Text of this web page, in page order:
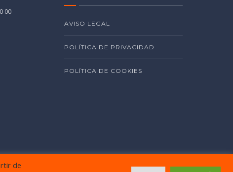
00
AVISO LEGAL
POLÍTICA DE PRIVACIDAD
POLÍTICA DE COOKIES
de